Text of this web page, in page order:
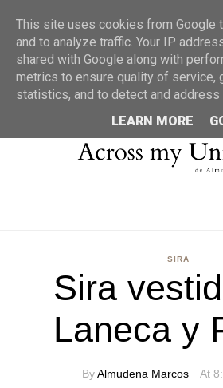
MENU
SIRA
Sira
Laneca y
ByAlmudena Marcos At
This site uses cookies from Google
and to analyze traffic. Your IP
shared with Google along with
metrics to ensure quality of service,
statistics, and to detect and address
LEARN MORE